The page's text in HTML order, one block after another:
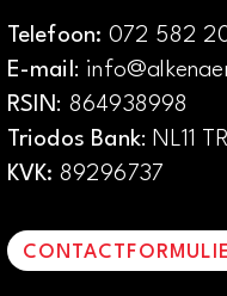
Telefoon: 072 582
E-mail:
RSIN: 864938998
Triodos Bank: NL11
KVK: 89296737